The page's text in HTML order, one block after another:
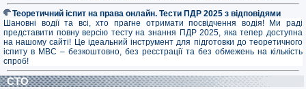
Теоретичний іспит на права онлайн. Тести ПДР 2025 з відповідями
Шановні водії та всі, хто прагне отримати посвідчення водія! Ми раді
представити повну версію тесту на знання ПДР 2025, яка тепер доступна
на нашому сайті! Це ідеальний інструмент для підготовки до теоретичного
іспиту в МВС – безкоштовно, без реєстрації та без обмежень на кількість
спроб!
СТО